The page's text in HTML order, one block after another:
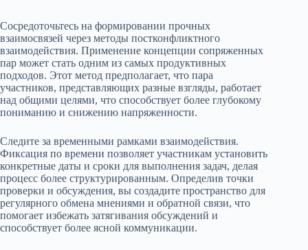
Сосредоточьтесь на формировании прочных
взаимосвязей через методы постконфликтного
взаимодействия. Применение концепции сопряженных
пар может стать одним из самых продуктивных
подходов. Этот метод предполагает, что пара
участников, представляющих разные взгляды, работает
над общими целями, что способствует более глубокому
пониманию и снижению напряженности.
Следите за временными рамками взаимодействия.
Фиксация по времени позволяет участникам установить
конкретные даты и сроки для выполнения задач, делая
процесс более структурированным. Определив точки
проверки и обсуждения, вы создадите пространство для
регулярного обмена мнениями и обратной связи, что
помогает избежать затягивания обсуждений и
способствует более ясной коммуникации.